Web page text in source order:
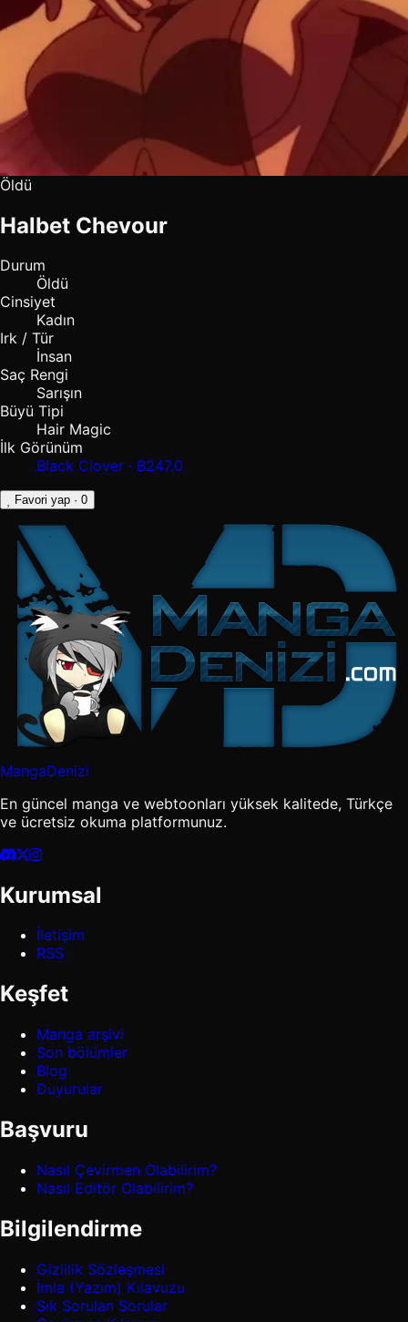
Öldü
Halbet Chevour
Durum
Öldü
Cinsiyet
Kadın
Irk / Tür
İnsan
Saç Rengi
Sarışın
Büyü Tipi
Hair Magic
İlk Görünüm
Black Clover · B247.0
Favori yap · 0
MangaDenizi
En güncel manga ve webtoonları yüksek kalitede, Türkçe
ve ücretsiz okuma platformunuz.
Kurumsal
İletişim
RSS
Keşfet
Manga arşivi
Son bölümler
Blog
Duyurular
Başvuru
Nasıl Çevirmen Olabilirim?
Nasıl Editör Olabilirim?
Bilgilendirme
Gizlilik Sözleşmesi
İmla (Yazım) Kılavuzu
Sık Sorulan Sorular